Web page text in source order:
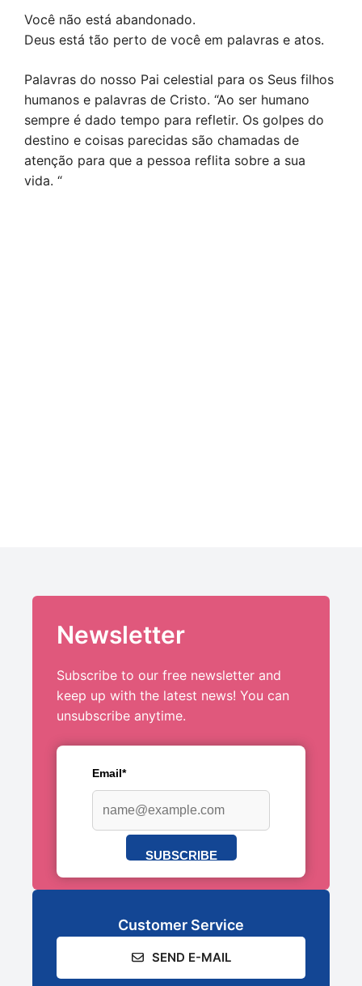
Você não está abandonado.
Deus está tão perto de você em palavras e atos.
Palavras do nosso Pai celestial para os Seus filhos
humanos e palavras de Cristo. “Ao ser humano
sempre é dado tempo para refletir. Os golpes do
destino e coisas parecidas são chamadas de
atenção para que a pessoa reflita sobre a sua
vida. “
Newsletter
Subscribe to our free newsletter and
keep up with the latest news! You can
unsubscribe anytime.
Email*
SUBSCRIBE
Customer Service
SEND E-MAIL